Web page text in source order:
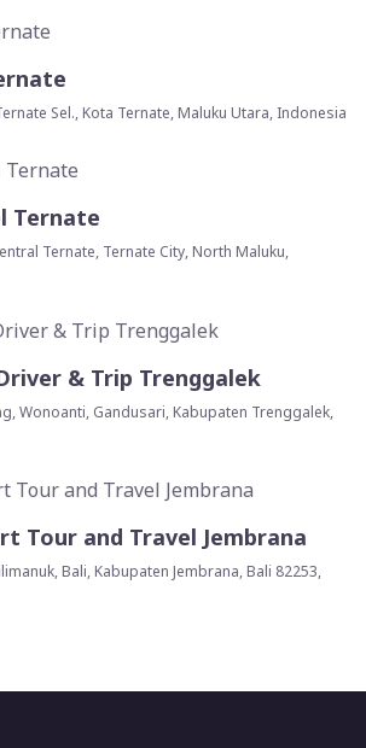
Sel., Kota Ternate, Maluku Utara, Indonesia
Ternate
Ternate, Ternate City, North Maluku,
& Trip Trenggalek
Wonoanti, Gandusari, Kabupaten Trenggalek,
Tour and Travel Jembrana
Bali, Kabupaten Jembrana, Bali 82253,